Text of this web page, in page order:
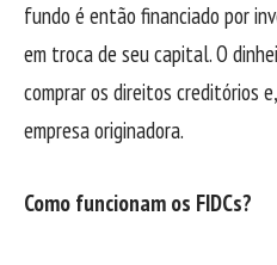
fundo é então financiado por
em troca de seu capital. O
comprar os direitos creditórios
empresa originadora.
Como funcionam os FIDCs?